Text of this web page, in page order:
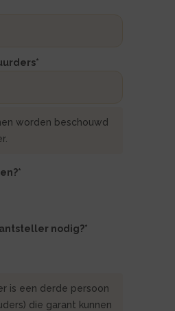
*
worden beschouwd
*
nodig?*
is een derde persoon
die garant kunnen